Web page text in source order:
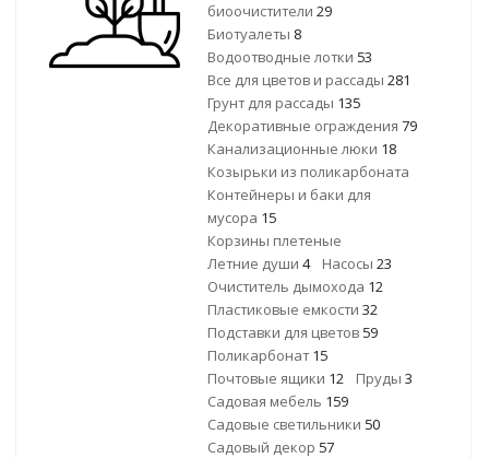
биоочистители 29
Биотуалеты 8
Водоотводные лотки 53
Все для цветов и рассады 281
Грунт для рассады 135
Декоративные ограждения 79
Канализационные люки 18
Козырьки из поликарбоната
Контейнеры и баки для
мусора 15
Корзины плетеные
Летние души 4 Насосы 23
Очиститель дымохода 12
Пластиковые емкости 32
Подставки для цветов 59
Поликарбонат15
Почтовые ящики 12 Пруды 3
Садовая мебель 159
Садовые светильники 50
Садовый декор 57